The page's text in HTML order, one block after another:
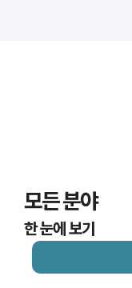
모든 분야
한 눈에 보기